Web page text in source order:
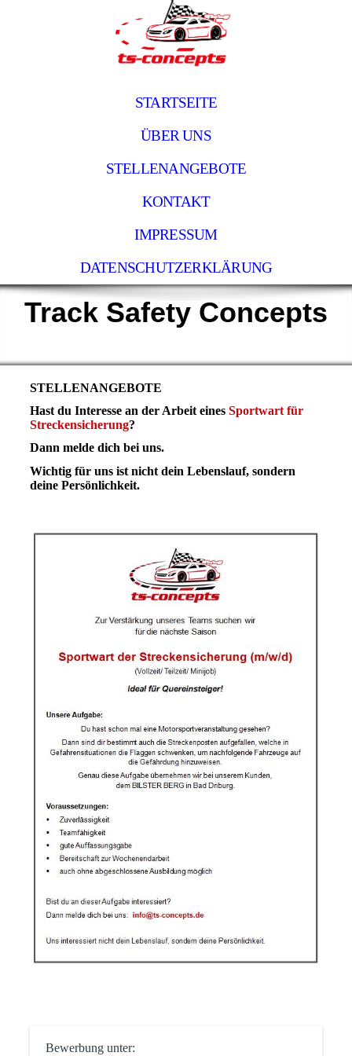
STARTSEITE
ÜBER UNS
STELLENANGEBOTE
KONTAKT
IMPRESSUM
DATENSCHUTZERKLÄRUNG
Track Safety Concepts
STELLENANGEBOTE
Hast du Interesse an der Arbeit eines Sportwart für
Streckensicherung?
Dann melde dich bei uns.
Wichtig für uns ist nicht dein Lebenslauf, sondern
deine Persönlichkeit.
Bewerbung unter: